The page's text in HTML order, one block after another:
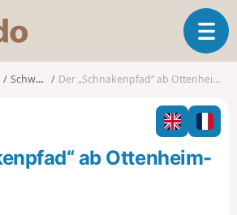
s
o
o
T
o
g
l
n
a
Schwanau Der „Schnakenpfad“ ab Ottenheim-Schwanau
ab Ottenheim-